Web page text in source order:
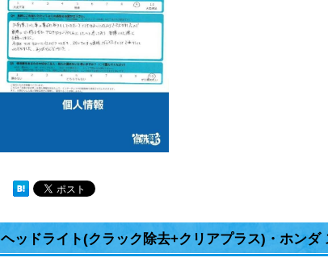
ヘッドライト(クラック除去+クリアプラス)・ホン